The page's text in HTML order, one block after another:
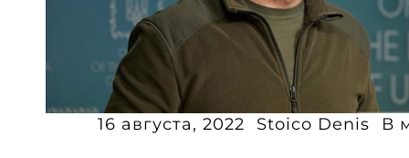
16 августа, 2022 Stoico Denis В